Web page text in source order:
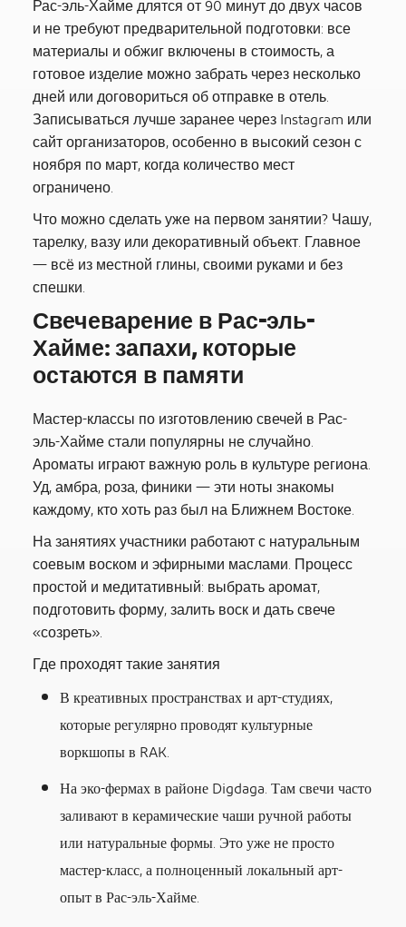
Рас-эль-Хайме длятся от 90 минут до двух часов
и не требуют предварительной подготовки: все
материалы и обжиг включены в стоимость, а
готовое изделие можно забрать через несколько
дней или договориться об отправке в отель.
Записываться лучше заранее через Instagram или
сайт организаторов, особенно в высокий сезон с
ноября по март, когда количество мест
ограничено.
Что можно сделать уже на первом занятии? Чашу,
тарелку, вазу или декоративный объект. Главное
— всё из местной глины, своими руками и без
спешки.
Свечеварение в Рас-эль-
Хайме: запахи, которые
остаются в памяти
Мастер-классы по изготовлению свечей в Рас-
эль-Хайме стали популярны не случайно.
Ароматы играют важную роль в культуре региона.
Уд, амбра, роза, финики — эти ноты знакомы
каждому, кто хоть раз был на Ближнем Востоке.
На занятиях участники работают с натуральным
соевым воском и эфирными маслами. Процесс
простой и медитативный: выбрать аромат,
подготовить форму, залить воск и дать свече
«созреть».
Где проходят такие занятия
В креативных пространствах и арт-студиях,
которые регулярно проводят культурные
воркшопы в RAK.
На эко-фермах в районе Digdaga. Там свечи часто
заливают в керамические чаши ручной работы
или натуральные формы. Это уже не просто
мастер-класс, а полноценный локальный арт-
опыт в Рас-эль-Хайме.